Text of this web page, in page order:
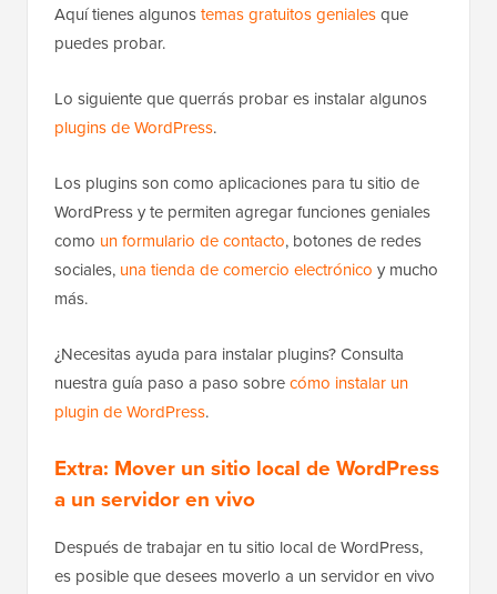
Aquí tienes algunostemas gratuitos genialesque
puedes probar.
Lo siguiente que querrás probar es instalar algunos
plugins de WordPress.
Los plugins son como aplicaciones para tu sitio de
WordPress y te permiten agregar funciones geniales
como un formulario de contacto, botones de redes
sociales, una tienda de comercio electrónico y mucho
más.
¿Necesitas ayuda para instalar plugins? Consulta
nuestra guía paso a paso sobrecómo instalar un
plugin de WordPress.
Extra: Mover un sitio local de WordPress
a un servidor en vivo
Después de trabajar en tu sitio local de WordPress,
es posible que desees moverlo a un servidor en vivo